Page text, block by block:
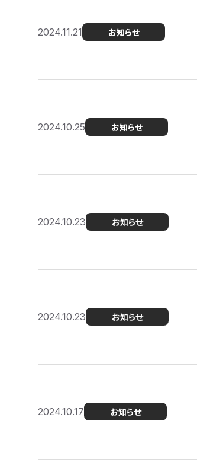
2024.11.21 お知らせ
2024.10.25 お知らせ
2024.10.23 お知らせ
2024.10.23 お知らせ
2024.10.17 お知らせ